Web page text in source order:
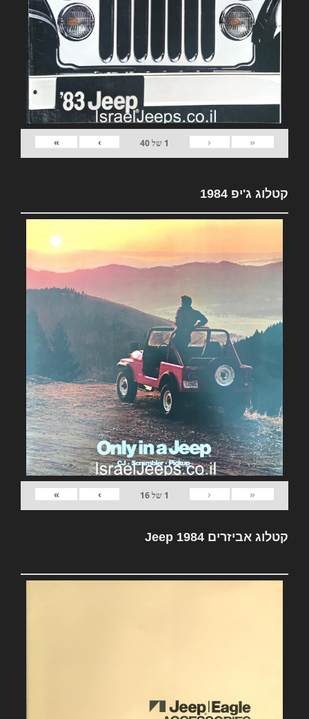
«
‹
1 של40
›
»
קטלוג ג'יפ 1984
«
‹
1 של16
›
»
קטלוג אביזרים Jeep 1984